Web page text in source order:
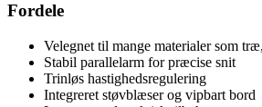
Fordele
Velegnet til mange materialer som
Stabil parallelarm for præcise snit
Trinløs hastighedsregulering
Integreret støvblæser og vipbart bord